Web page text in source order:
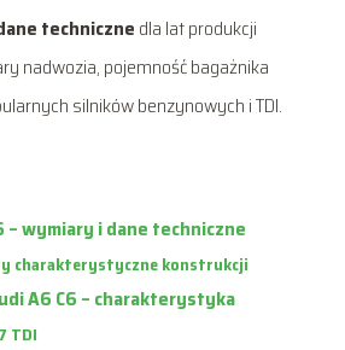
techniczne dla lat produkcji
nadwozia, pojemność bagażnika
silników benzynowych i TDI.
– wymiary i dane techniczne
charakterystyczne konstrukcji
A6 C6 – charakterystyka
TDI